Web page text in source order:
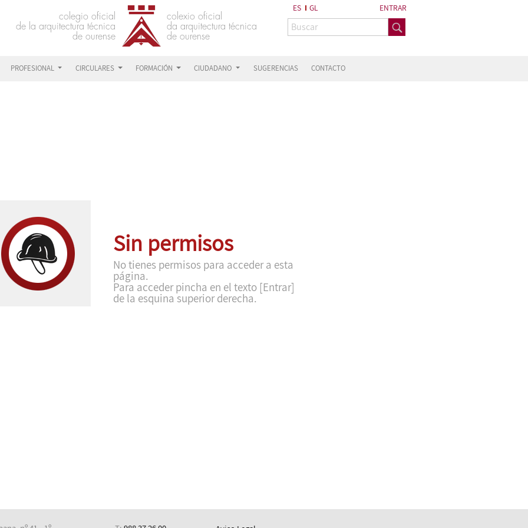
ES GL ENTRAR
PROFESIONAL CIRCULARES FORMACIÓN CIUDADANO SUGERENCIAS CONTACTO
Sin permisos
No tienes permisos para acceder a esta
página.
Para acceder pincha en el texto [Entrar]
de la esquina superior derecha.